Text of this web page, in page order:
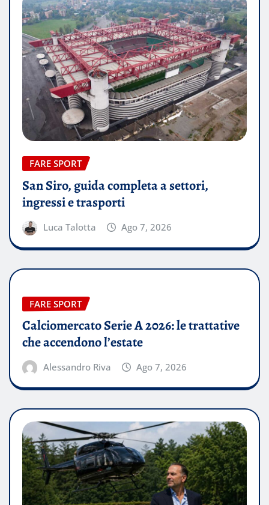
FARE SPORT
San Siro, guida completa a settori,
ingressi e trasporti
Luca Talotta Ago 7, 2026
FARE SPORT
Calciomercato Serie A 2026: le trattative
che accendono l’estate
Alessandro Riva Ago 7, 2026